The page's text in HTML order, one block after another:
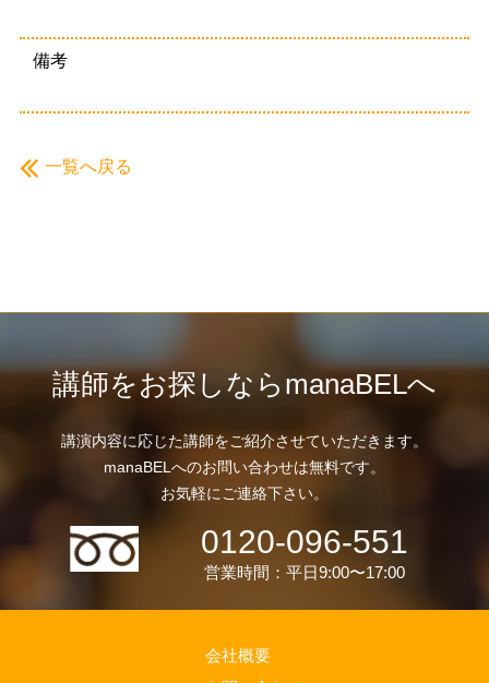
備考
一覧へ戻る
講師をお探しならmanaBELへ
講演内容に応じた講師をご紹介させていただきます。
manaBELへのお問い合わせは無料です。
お気軽にご連絡下さい。
0120-096-551
営業時間：平日9:00〜17:00
会社概要